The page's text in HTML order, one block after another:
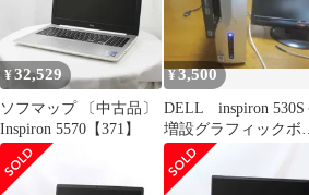
¥32,529
ソフマップ 〔中古品〕
Inspiron 5570【371】
¥3,500
DELL inspiron 530S
増設グラフィックボー
ド＋win10認証済